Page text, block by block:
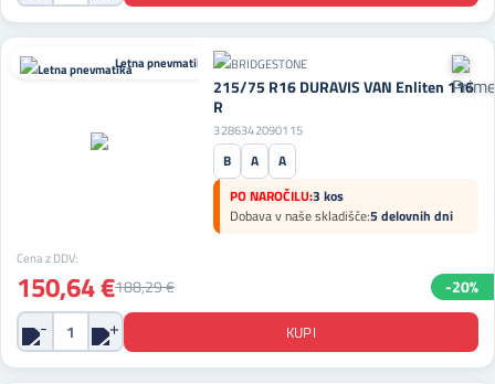
Letna pnevmatika
215/75 R16 DURAVIS VAN Enliten 116
R
3286342090115
B A
A
PO NAROČILU:3 kos
Dobava v naše skladišče:5 delovnih dni
Cena z DDV:
150,64 €188,29 € -20%